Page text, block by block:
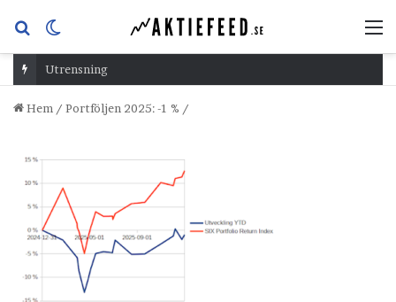
Sök
efterskin
Utrensning
Hem / Portföljen 2025: -1 % /